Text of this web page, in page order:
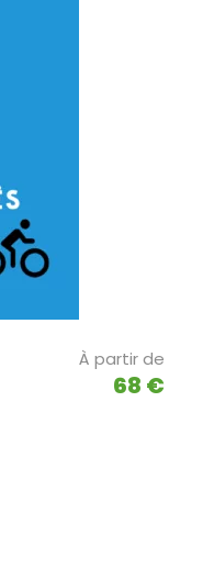
À partir de
68 €